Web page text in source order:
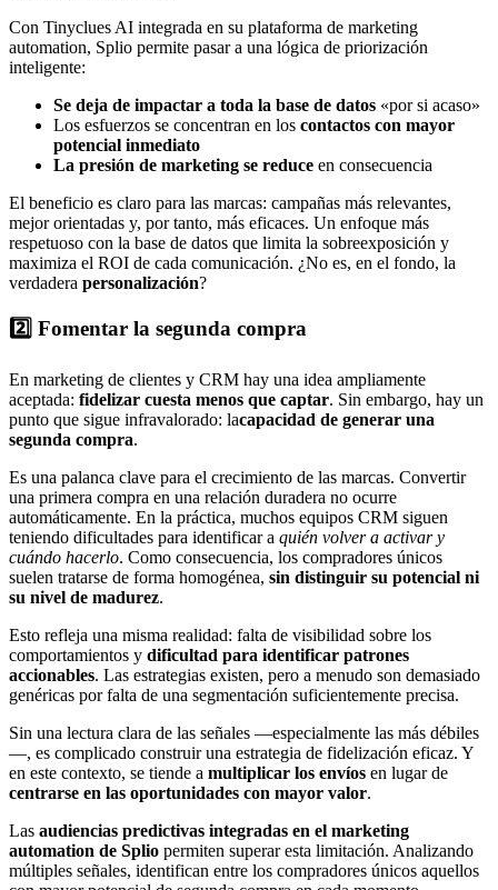
Con Tinyclues AI integrada en su plataforma de marketing
automation, Splio permite pasar a una lógica de priorización
inteligente:
Se deja de impactar a toda la base de datos «por si acaso»
Los esfuerzos se concentran en los contactos con mayor
potencial inmediato
La presión de marketing se reduce en consecuencia
El beneficio es claro para las marcas: campañas más relevantes,
mejor orientadas y, por tanto, más eficaces. Un enfoque más
respetuoso con la base de datos que limita la sobreexposición y
maximiza el ROI de cada comunicación. ¿No es, en el fondo, la
verdadera personalización?
2️⃣ Fomentar la segunda compra
En marketing de clientes y CRM hay una idea ampliamente
aceptada: fidelizar cuesta menos que captar. Sin embargo, hay un
punto que sigue infravalorado: lacapacidad de generar una
segunda compra.
Es una palanca clave para el crecimiento de las marcas. Convertir
una primera compra en una relación duradera no ocurre
automáticamente. En la práctica, muchos equipos CRM siguen
teniendo dificultades para identificar a quién volver a activar y
cuándo hacerlo. Como consecuencia, los compradores únicos
suelen tratarse de forma homogénea, sin distinguir su potencial ni
su nivel de madurez.
Esto refleja una misma realidad: falta de visibilidad sobre los
comportamientos y dificultad para identificar patrones
accionables. Las estrategias existen, pero a menudo son demasiado
genéricas por falta de una segmentación suficientemente precisa.
Sin una lectura clara de las señales —especialmente las más débiles
—, es complicado construir una estrategia de fidelización eficaz. Y
en este contexto, se tiende a multiplicar los envíos en lugar de
centrarse en las oportunidades con mayor valor.
Las audiencias predictivas integradas en el marketing
automation de Splio permiten superar esta limitación. Analizando
múltiples señales, identifican entre los compradores únicos aquellos